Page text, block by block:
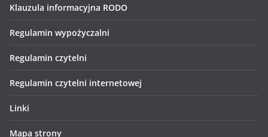
Klauzula informacyjna RODO
Regulamin wypożyczalni
Regulamin czytelni
Regulamin czytelni internetowej
Linki
Mapa strony